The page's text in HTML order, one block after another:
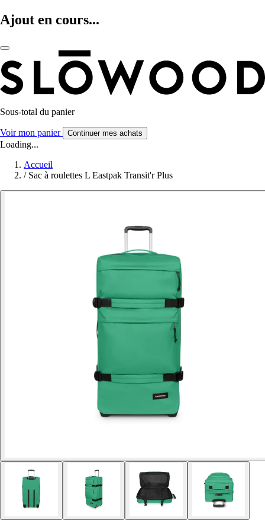
Ajout en cours...
Sous-total du panier
Voir mon panier Continuer mes achats
Loading...
Accueil
/ Sac à roulettes L Eastpak Transit'r Plus